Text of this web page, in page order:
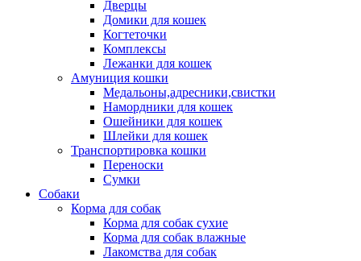
Дверцы
Домики для кошек
Когтеточки
Комплексы
Лежанки для кошек
Амуниция кошки
Медальоны,адресники,свистки
Намордники для кошек
Ошейники для кошек
Шлейки для кошек
Транспортировка кошки
Переноски
Сумки
Собаки
Корма для собак
Корма для собак сухие
Корма для собак влажные
Лакомства для собак